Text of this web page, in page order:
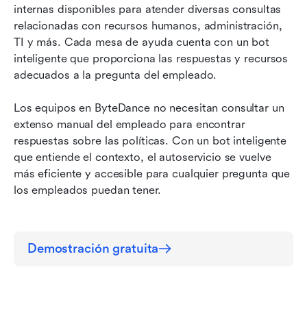
internas disponibles para atender diversas consultas
relacionadas con recursos humanos, administración,
TI y más. Cada mesa de ayuda cuenta con un bot
inteligente que proporciona las respuestas y recursos
adecuados a la pregunta del empleado.
Los equipos en ByteDance no necesitan consultar un
extenso manual del empleado para encontrar
respuestas sobre las políticas. Con un bot inteligente
que entiende el contexto, el autoservicio se vuelve
más eficiente y accesible para cualquier pregunta que
los empleados puedan tener.
Demostración gratuita